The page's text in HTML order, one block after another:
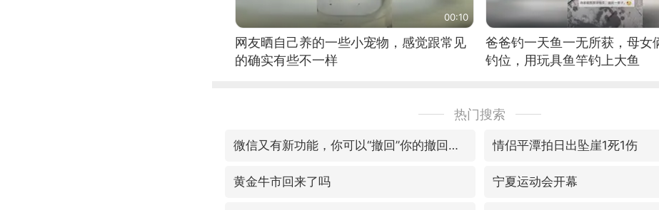
00:10
网友晒自己养的一些小宠物，感觉跟常见
的确实有些不一样
爸爸钓一天鱼一无所获，母女
钓位，用玩具鱼竿钓上大鱼
热门搜索
微信又有新功能，你可以“撤回”你的撤回了！ 情侣平潭拍日出坠崖1死1伤
黄金牛市回来了吗 宁夏运动会开幕